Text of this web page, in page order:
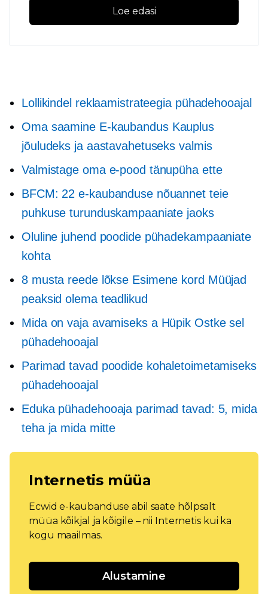
Loe edasi
Lollikindel reklaamistrateegia pühadehooajal
Oma saamine E-kaubandusKauplus
jõuludeks ja aastavahetuseks valmis
Valmistage oma e-pood tänupüha ette
BFCM: 22 e-kaubanduse nõuannet teie
puhkuse turunduskampaaniate jaoks
Oluline juhend poodide pühadekampaaniate
kohta
8 musta reede lõkse Esimene kord Müüjad
peaksid olema teadlikud
Mida on vaja avamiseks a Hüpik Ostke sel
pühadehooajal
Parimad tavad poodide kohaletoimetamiseks
pühadehooajal
Eduka pühadehooaja parimad tavad: 5, mida
teha ja mida mitte
Internetis müüa
Ecwid e-kaubanduse abil saate hõlpsalt
müüa kõikjal ja kõigile – nii Internetis kui ka
kogu maailmas.
Alustamine